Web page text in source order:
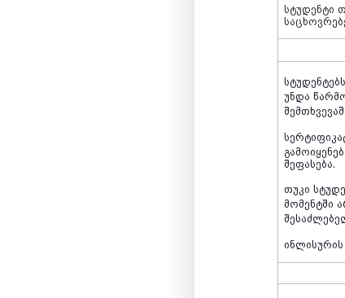
სტუდენტი
სტუდენტებს
უნდა
შეფასება
თუკი
მომენტში
ინლისურის